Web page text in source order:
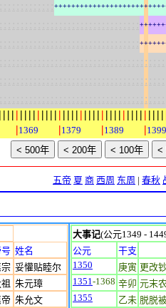
++++++++++++++++++++++++++
++++++
++++++
:
:
:
| | | | | | | | | | | | | | | | | | | | | | | | | | | | | | | | | | | | | | |
|1369 |1379 |1389 |1399
五帝 夏 商 西周 东周 | 春秋
号 姓名
宗 妥懽贴睦尔
朱元璋
朱允文
大事记(公元1349 -
公元
干支
1350
庚寅 更改
1351-1368 辛卯 元末
1355
乙未 脱脱